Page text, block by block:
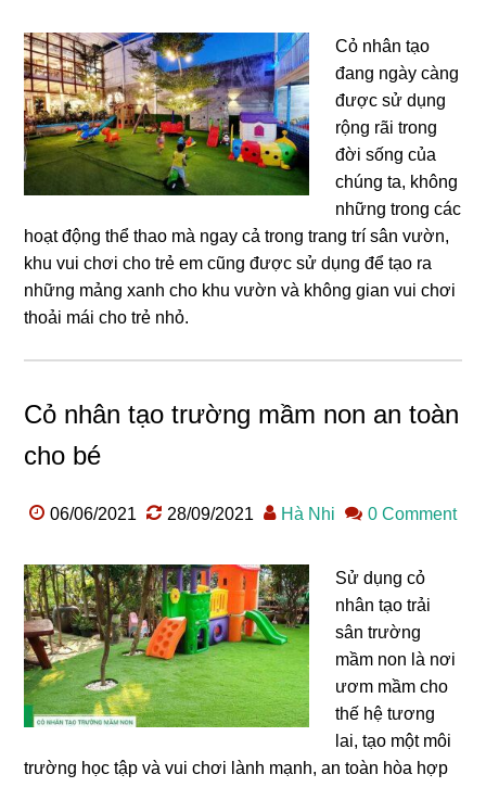
Cỏ nhân tạo
đang ngày càng
được sử dụng
rộng rãi trong
đời sống của
chúng ta, không
những trong các
hoạt động thể thao mà ngay cả trong trang trí sân vườn,
khu vui chơi cho trẻ em cũng được sử dụng để tạo ra
những mảng xanh cho khu vườn và không gian vui chơi
thoải mái cho trẻ nhỏ.
Cỏ nhân tạo trường mầm non an toàn
cho bé
06/06/2021 28/09/2021 Hà Nhi 0 Comment
Sử dụng cỏ
nhân tạo trải
sân trường
mầm non là nơi
ươm mầm cho
thế hệ tương
lai, tạo một môi
trường học tập và vui chơi lành mạnh, an toàn hòa hợp